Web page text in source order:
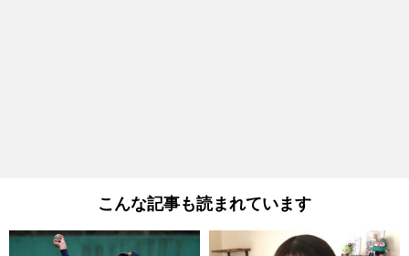
こんな記事も読まれています